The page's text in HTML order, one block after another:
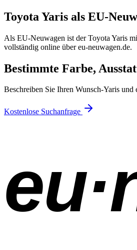
Toyota Yaris als EU-
Als EU-Neuwagen ist der Toyota Yaris
vollständig online über eu-neuwagen.de.
Bestimmte Farbe,
Beschreiben Sie Ihren Wunsch-Yaris
Kostenlose Suchanfrage